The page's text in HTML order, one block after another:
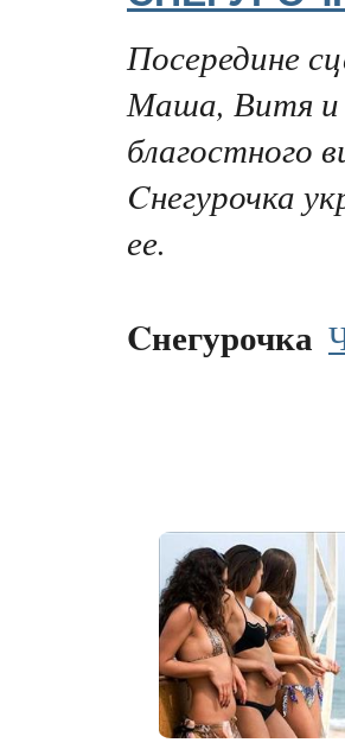
Посередине
Маша, Витя и
благостного
Cнегурочка
ее.
Cнегурочка